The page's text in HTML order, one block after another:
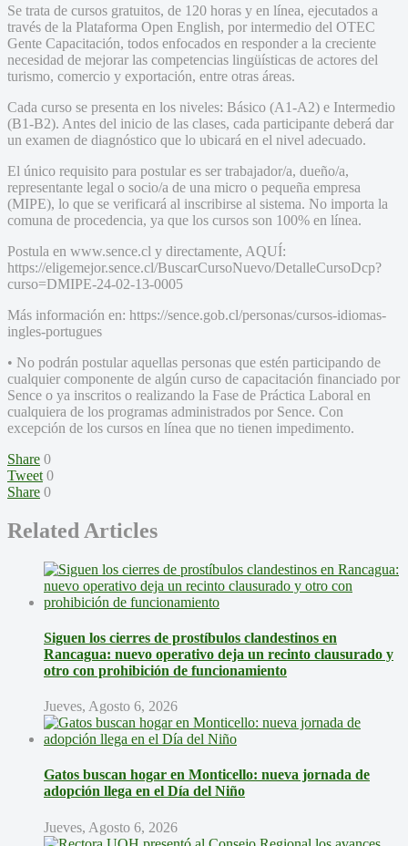
Se trata de cursos gratuitos, de 120 horas y en línea, ejecutados a
través de la Plataforma Open English, por intermedio del OTEC
Gente Capacitación, todos enfocados en responder a la creciente
necesidad de mejorar las competencias lingüísticas de actores del
turismo, comercio y exportación, entre otras áreas.
Cada curso se presenta en los niveles: Básico (A1-A2) e Intermedio
(B1-B2). Antes del inicio de las clases, cada participante deberá dar
un examen de diagnóstico que lo ubicará en el nivel adecuado.
El único requisito para postular es ser trabajador/a, dueño/a,
representante legal o socio/a de una micro o pequeña empresa
(MIPE), lo que se verificará al inscribirse al sistema. No importa la
comuna de procedencia, ya que los cursos son 100% en línea.
Postula en www.sence.cl y directamente, AQUÍ:
https://eligemejor.sence.cl/BuscarCursoNuevo/DetalleCursoDcp?
curso=DMIPE-24-02-13-0005
Más información en: https://sence.gob.cl/personas/cursos-idiomas-
ingles-portugues
• No podrán postular aquellas personas que estén participando de
cualquier componente de algún curso de capacitación financiado por
Sence o ya inscritos o realizando la Fase de Práctica Laboral en
cualquiera de los programas administrados por Sence. Con
excepción de los cursos en línea que no tienen impedimento.
Share 0
Tweet 0
Share 0
Related Articles
Siguen los cierres de prostíbulos clandestinos en
Rancagua: nuevo operativo deja un recinto clausurado y
otro con prohibición de funcionamiento
Jueves, Agosto 6, 2026
Gatos buscan hogar en Monticello: nueva jornada de
adopción llega en el Día del Niño
Jueves, Agosto 6, 2026